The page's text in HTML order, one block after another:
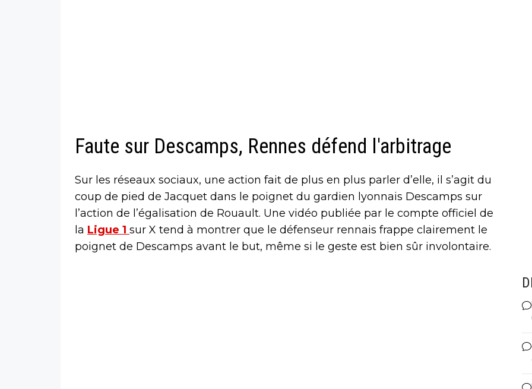
Faute sur Descamps, Rennes défend l'arbitrage
Sur les réseaux sociaux, une action fait de plus en plus parler d’elle, il s’agit du
coup de pied de Jacquet dans le poignet du gardien lyonnais Descamps sur
l’action de l’égalisation de Rouault. Une vidéo publiée par le compte officiel de
la Ligue 1 sur X tend à montrer que le défenseur rennais frappe clairement le
poignet de Descamps avant le but, même si le geste est bien sûr involontaire.